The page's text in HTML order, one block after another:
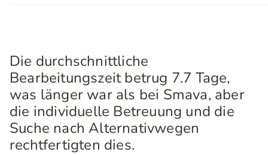
Die durchschnittliche
Bearbeitungszeit betrug 7.7 Tage,
was länger war als bei Smava, aber
die individuelle Betreuung und die
Suche nach Alternativwegen
rechtfertigten dies.